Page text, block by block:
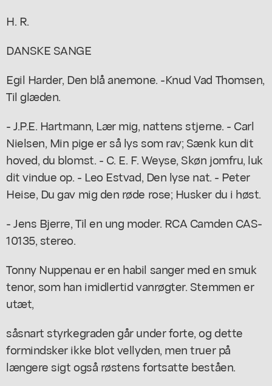
H. R.
DANSKE SANGE
Egil Harder, Den blå anemone. -Knud Vad Thomsen,
Til glæden.
- J.P.E. Hartmann, Lær mig, nattens stjerne. - Carl
Nielsen, Min pige er så lys som rav; Sænk kun dit
hoved, du blomst. - C. E. F. Weyse, Skøn jomfru, luk
dit vindue op. - Leo Estvad, Den lyse nat. - Peter
Heise, Du gav mig den røde rose; Husker du i høst.
- Jens Bjerre, Til en ung moder. RCA Camden CAS-
10135, stereo.
Tonny Nuppenau er en habil sanger med en smuk
tenor, som han imidlertid vanrøgter. Stemmen er
utæt,
såsnart styrkegraden går under forte, og dette
formindsker ikke blot vellyden, men truer på
længere sigt også røstens fortsatte beståen.